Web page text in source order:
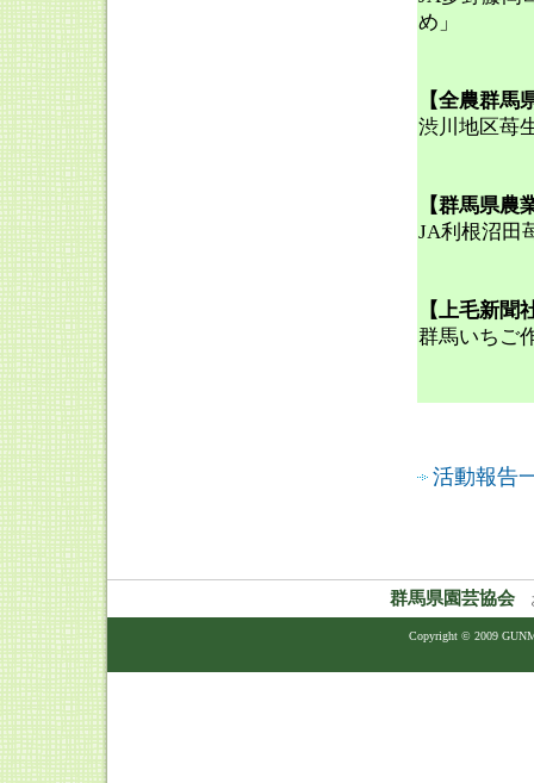
め」
【全農群
渋川地区
【群馬県農
JA利根沼
【上毛新聞
群馬いち
活動報告
群馬県園芸協会お
Copyright © 2009